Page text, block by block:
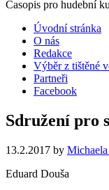
Časopis pro hudební
Úvodní stránka
O nás
Redakce
Výběr z tištěné
Partneři
Facebook
Sdružení pro
13.2.2017 by
Eduard Douša